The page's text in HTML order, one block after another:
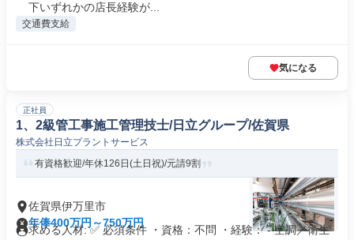
下いずれかの店長経験が...
交通費支給
気になる
正社員
1、2級管工事施工管理技士/日立グループ/佐賀県
株式会社日立プラントサービス
有資格歓迎/年休126日(土日祝)/元請9割
佐賀県伊万里市
年俸400万円～750万円
求める人材: ✅ 必須条件 ・資格：不問 ・経験： - 空調／衛生